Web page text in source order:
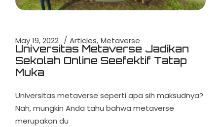
May 19, 2022 Articles Metaverse
Universitas Metaverse Jadikan
Sekolah Online Seefektif Tatap
Muka
Universitas metaverse seperti apa sih maksudnya?
Nah, mungkin Anda tahu bahwa metaverse
merupakan du